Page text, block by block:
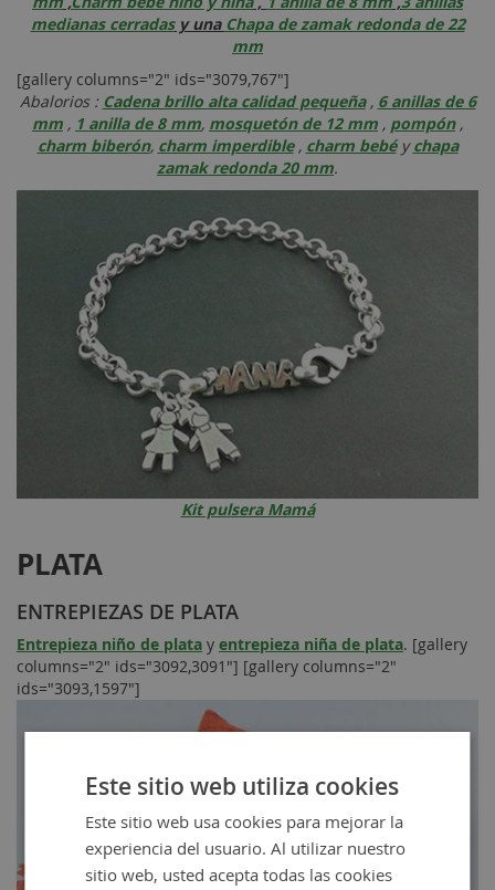
medianas cerradasy una Chapa de zamak redonda de 22
mm
[gallery columns="2" ids="3079,767"]
Abalorios : Cadena brillo alta calidad pequeña, 6 anillas de 6
mm , 1 anilla de 8 mm, mosquetón de 12 mm , pompón,
charm biberón, charm imperdible, charm bebéychapa
zamak redonda 20 mm.
Kit pulsera Mamá
PLATA
ENTREPIEZAS DE PLATA
Entrepieza niño de plata y entrepieza niña de plata. [gallery
columns="2" ids="3092,3091"] [gallery columns="2"
ids="3093,1597"]
Este sitio web utiliza cookies
Este sitio web usa cookies para mejorar la
experiencia del usuario. Al utilizar nuestro
sitio web, usted acepta todas las cookies